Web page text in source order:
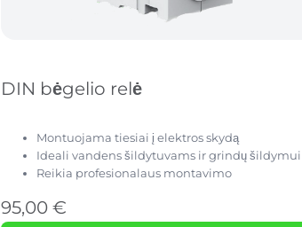
DIN bėgelio relė
Montuojama tiesiai į elektros skydą
Ideali vandens šildytuvams ir grindų šildymui
Reikia profesionalaus montavimo
95,00 €